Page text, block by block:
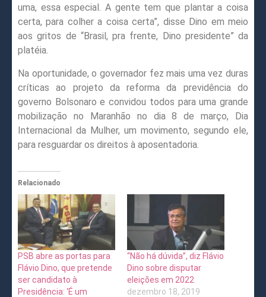
uma, essa especial. A gente tem que plantar a coisa
certa, para colher a coisa certa”, disse Dino em meio
aos gritos de “Brasil, pra frente, Dino presidente” da
platéia.
Na oportunidade, o governador fez mais uma vez duras
críticas ao projeto da reforma da previdência do
governo Bolsonaro e convidou todos para uma grande
mobilização no Maranhão no dia 8 de março, Dia
Internacional da Mulher, um movimento, segundo ele,
para resguardar os direitos à aposentadoria.
Relacionado
PSB abre as portas para
Flávio Dino, que pretende
ser candidato à
Presidência: ‘É um
“Não há dúvida”, diz Flávio
Dino sobre disputar
eleições em 2022
dezembro 18, 2019